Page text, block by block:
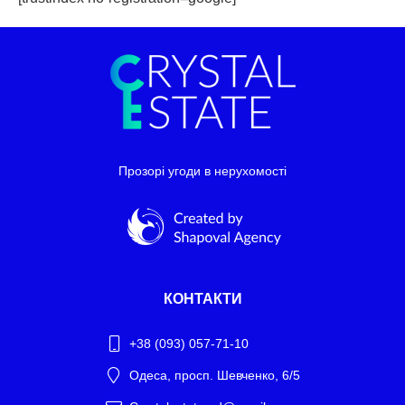
Прозорі угоди в нерухомості
КОНТАКТИ
+38 (093) 057-71-10
Одеса, просп. Шевченко, 6/5